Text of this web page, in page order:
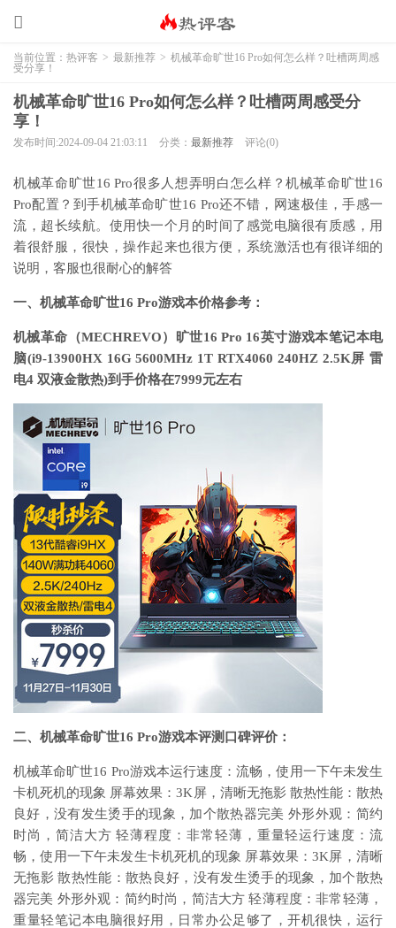
当前位置： 热评客 > 最新推荐 > 机械革命旷世16 Pro如何怎么样？吐槽两周感
受分享！
机械革命旷世16 Pro如何怎么样？吐槽两周感受分
享！
发布时间:2024-09-04 21:03:11 分类： 最新推荐 评论(0)
机械革命旷世16 Pro很多人想弄明白怎么样？机械革命旷世16
Pro配置？到手机械革命旷世16 Pro还不错，网速极佳，手感一
流，超长续航。使用快一个月的时间了感觉电脑很有质感，用
着很舒服，很快，操作起来也很方便，系统激活也有很详细的
说明，客服也很耐心的解答
一、机械革命旷世16 Pro游戏本价格参考：
机械革命（MECHREVO）旷世16 Pro 16英寸游戏本笔记本电
脑(i9-13900HX 16G 5600MHz 1T RTX4060 240HZ 2.5K屏 雷
电4 双液金散热)到手价格在7999元左右
二、机械革命旷世16 Pro游戏本评测口碑评价：
机械革命旷世16 Pro游戏本运行速度：流畅，使用一下午未发生
卡机死机的现象 屏幕效果：3K屏，清晰无拖影 散热性能：散热
良好，没有发生烫手的现象，加个散热器完美 外形外观：简约
时尚，简洁大方 轻薄程度：非常轻薄，重量轻运行速度：流
畅，使用一下午未发生卡机死机的现象 屏幕效果：3K屏，清晰
无拖影 散热性能：散热良好，没有发生烫手的现象，加个散热
器完美 外形外观：简约时尚，简洁大方 轻薄程度：非常轻薄，
重量轻笔记本电脑很好用，日常办公足够了，开机很快，运行